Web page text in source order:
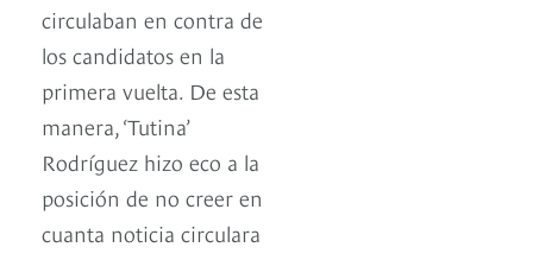
circulaban en contra de
los candidatos en la
primera vuelta. De esta
manera, ‘Tutina’
Rodríguez hizo eco a la
posición de no creer en
cuanta noticia circulara